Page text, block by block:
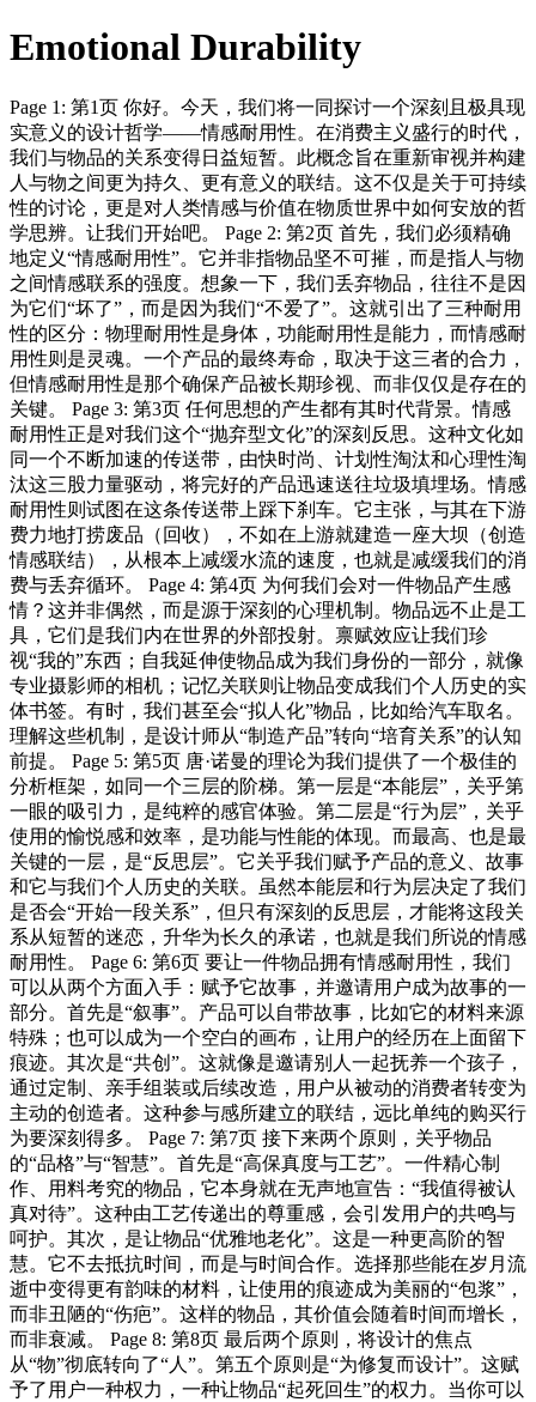
Emotional Durability
Page 1: 第1页 你好。今天，我们将一同探讨一个深刻且极具现
实意义的设计哲学——情感耐用性。在消费主义盛行的时代，
我们与物品的关系变得日益短暂。此概念旨在重新审视并构建
人与物之间更为持久、更有意义的联结。这不仅是关于可持续
性的讨论，更是对人类情感与价值在物质世界中如何安放的哲
学思辨。让我们开始吧。 Page 2: 第2页 首先，我们必须精确
地定义“情感耐用性”。它并非指物品坚不可摧，而是指人与物
之间情感联系的强度。想象一下，我们丢弃物品，往往不是因
为它们“坏了”，而是因为我们“不爱了”。这就引出了三种耐用
性的区分：物理耐用性是身体，功能耐用性是能力，而情感耐
用性则是灵魂。一个产品的最终寿命，取决于这三者的合力，
但情感耐用性是那个确保产品被长期珍视、而非仅仅是存在的
关键。 Page 3: 第3页 任何思想的产生都有其时代背景。情感
耐用性正是对我们这个“抛弃型文化”的深刻反思。这种文化如
同一个不断加速的传送带，由快时尚、计划性淘汰和心理性淘
汰这三股力量驱动，将完好的产品迅速送往垃圾填埋场。情感
耐用性则试图在这条传送带上踩下刹车。它主张，与其在下游
费力地打捞废品（回收），不如在上游就建造一座大坝（创造
情感联结），从根本上减缓水流的速度，也就是减缓我们的消
费与丢弃循环。 Page 4: 第4页 为何我们会对一件物品产生感
情？这并非偶然，而是源于深刻的心理机制。物品远不止是工
具，它们是我们内在世界的外部投射。禀赋效应让我们珍
视“我的”东西；自我延伸使物品成为我们身份的一部分，就像
专业摄影师的相机；记忆关联则让物品变成我们个人历史的实
体书签。有时，我们甚至会“拟人化”物品，比如给汽车取名。
理解这些机制，是设计师从“制造产品”转向“培育关系”的认知
前提。 Page 5: 第5页 唐·诺曼的理论为我们提供了一个极佳的
分析框架，如同一个三层的阶梯。第一层是“本能层”，关乎第
一眼的吸引力，是纯粹的感官体验。第二层是“行为层”，关乎
使用的愉悦感和效率，是功能与性能的体现。而最高、也是最
关键的一层，是“反思层”。它关乎我们赋予产品的意义、故事
和它与我们个人历史的关联。虽然本能层和行为层决定了我们
是否会“开始一段关系”，但只有深刻的反思层，才能将这段关
系从短暂的迷恋，升华为长久的承诺，也就是我们所说的情感
耐用性。 Page 6: 第6页 要让一件物品拥有情感耐用性，我们
可以从两个方面入手：赋予它故事，并邀请用户成为故事的一
部分。首先是“叙事”。产品可以自带故事，比如它的材料来源
特殊；也可以成为一个空白的画布，让用户的经历在上面留下
痕迹。其次是“共创”。这就像是邀请别人一起抚养一个孩子，
通过定制、亲手组装或后续改造，用户从被动的消费者转变为
主动的创造者。这种参与感所建立的联结，远比单纯的购买行
为要深刻得多。 Page 7: 第7页 接下来两个原则，关乎物品
的“品格”与“智慧”。首先是“高保真度与工艺”。一件精心制
作、用料考究的物品，它本身就在无声地宣告：“我值得被认
真对待”。这种由工艺传递出的尊重感，会引发用户的共鸣与
呵护。其次，是让物品“优雅地老化”。这是一种更高阶的智
慧。它不去抵抗时间，而是与时间合作。选择那些能在岁月流
逝中变得更有韵味的材料，让使用的痕迹成为美丽的“包浆”，
而非丑陋的“伤疤”。这样的物品，其价值会随着时间而增长，
而非衰减。 Page 8: 第8页 最后两个原则，将设计的焦点
从“物”彻底转向了“人”。第五个原则是“为修复而设计”。这赋
予了用户一种权力，一种让物品“起死回生”的权力。当你可以